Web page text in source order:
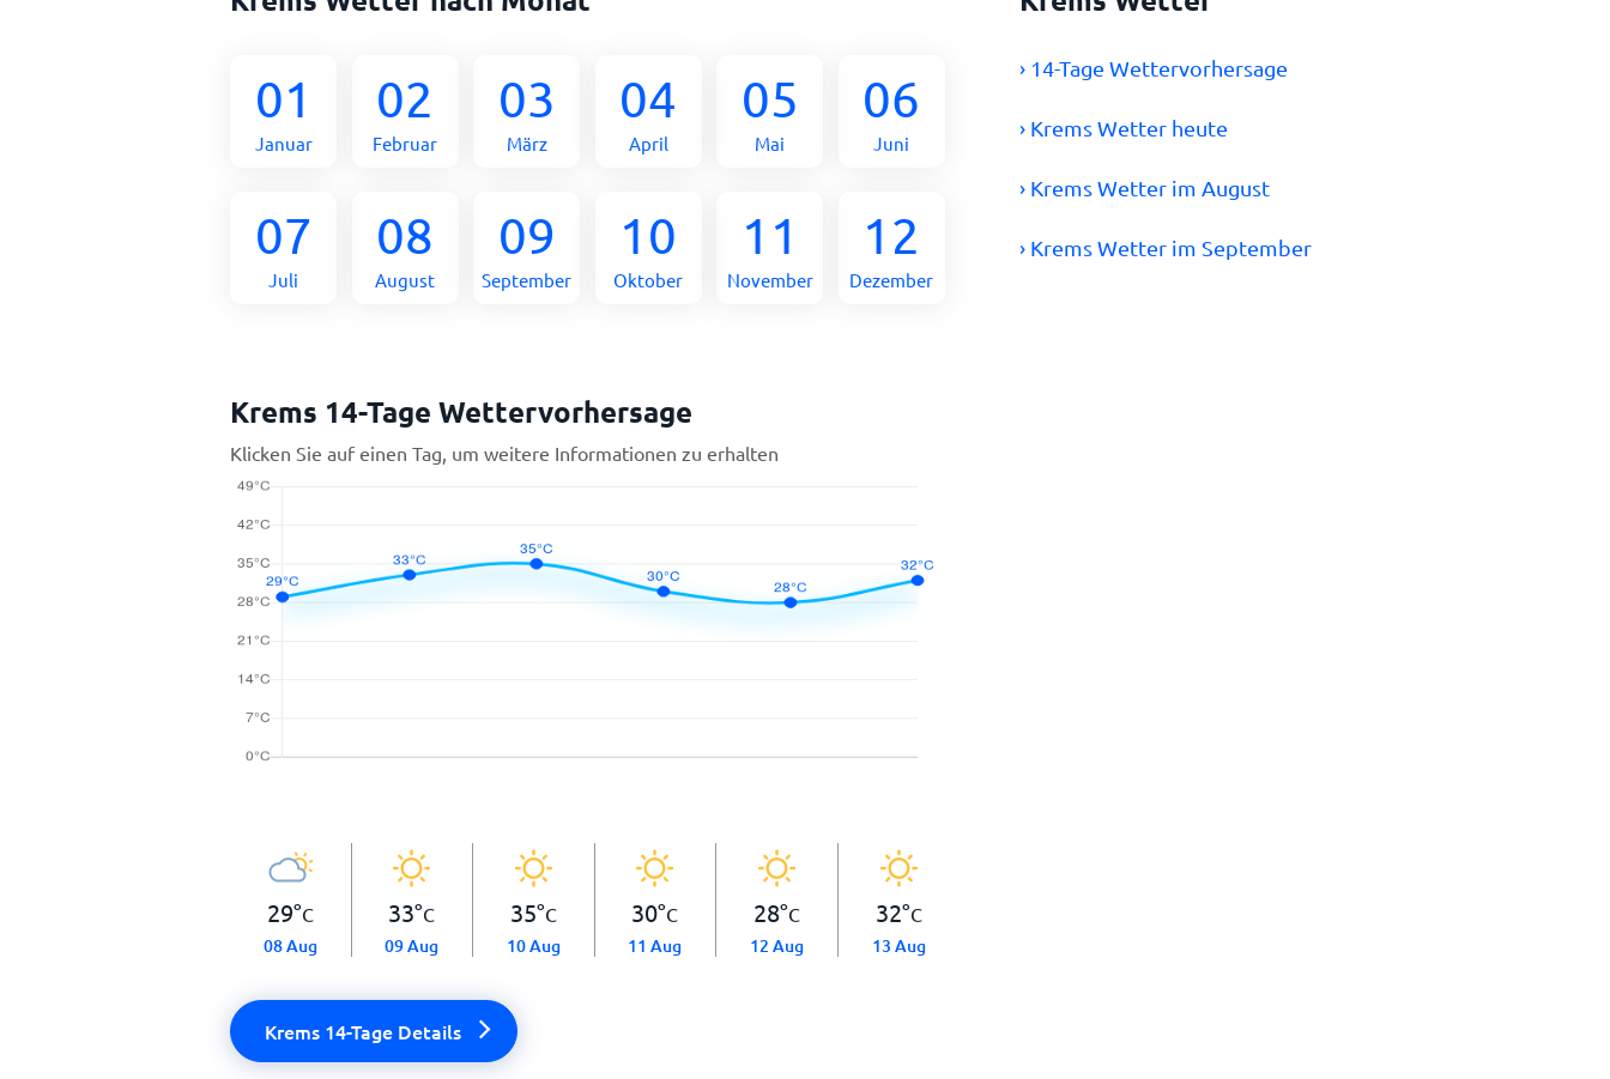
01
Januar
02
Februar
03
März
04
April
05
Mai
06
Juni
07
Juli
08
August
09
September
10
Oktober
11
November
12
Dezember
› 14-Tage Wettervorhersage
› Krems Wetter heute
› Krems Wetter im August
› Krems Wetter im September
Krems 14-Tage Wettervorhersage
Klicken Sie auf einen Tag, um weitere Informationen zu erhalten
29°C
08 Aug
33°C
09 Aug
35°C
10 Aug
30°C
11 Aug
28°C
12 Aug
32°C
13 Aug
Krems 14-Tage Details